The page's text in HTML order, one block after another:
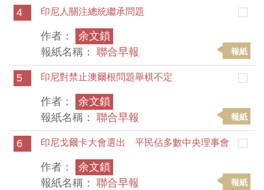
4 印尼人關注總統繼承問題
作者：
余文鎖
報紙名稱： 聯合早報 報紙
5 印尼對禁止澳爾根問題舉棋不定
作者：
余文鎖
報紙名稱： 聯合早報 報紙
6 印尼戈爾卡大會選出 平民佔多數中央理事會
作者：
余文鎖
報紙名稱： 聯合早報 報紙